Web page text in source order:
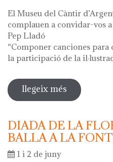
El Museu del Càntir
complauen a convidar-vos
Pep Lladó
“Componer canciones
la participació de la
llegeix més sobre
lladó
DIADA DE LA
BALLA A LA FONT
1 i 2 de juny